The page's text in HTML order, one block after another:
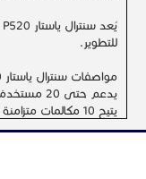
للتطوير.
مواصفات سنترال ياستار P520:
يدعم حتى 20 مستخدمًا
يتيح 10 مكالمات متزامنة
مزود بـ 4 منافذ FXO لربط الخطوط الأرضية